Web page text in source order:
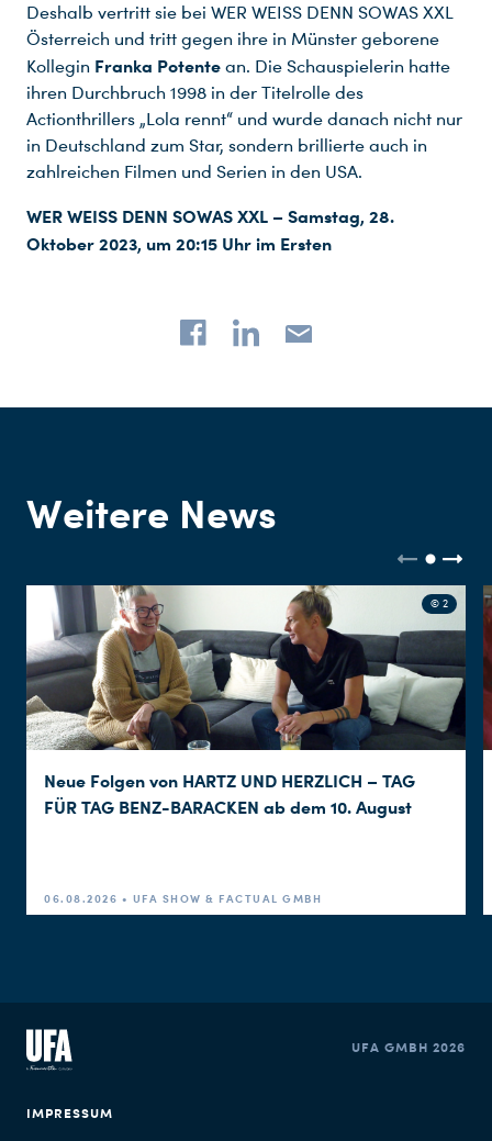
Deshalb vertritt sie bei WER WEISS DENN SOWAS XXL
Österreich und tritt gegen ihre in Münster geborene
Kollegin Franka Potente an. Die Schauspielerin hatte
ihren Durchbruch 1998 in der Titelrolle des
Actionthrillers „Lola rennt“ und wurde danach nicht nur
in Deutschland zum Star, sondern brillierte auch in
zahlreichen Filmen und Serien in den USA.
WER WEISS DENN SOWAS XXL – Samstag, 28.
Oktober 2023, um 20:15 Uhr im Ersten
Weitere News
© 2
Neue Folgen von HARTZ UND HERZLICH – TAG
FÜR TAG BENZ-BARACKEN ab dem 10. August
06.08.2026 • UFA SHOW & FACTUAL GMBH
IMPRESSUM
UFA GMBH 2026